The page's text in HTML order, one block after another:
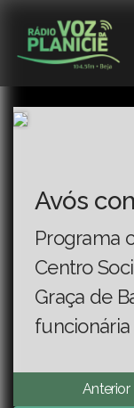
Avós
Programa
Centro
Graça de
Anterior